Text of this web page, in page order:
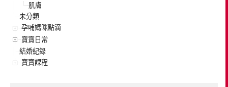
肌膚
未分類
孕哺媽咪點滴
寶寶日常
結婚紀錄
寶寶課程